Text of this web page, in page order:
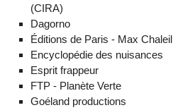
(CIRA)
Dagorno
Éditions de Paris - Max Chaleil
Encyclopédie des nuisances
Esprit frappeur
FTP - Planète Verte
Goéland productions